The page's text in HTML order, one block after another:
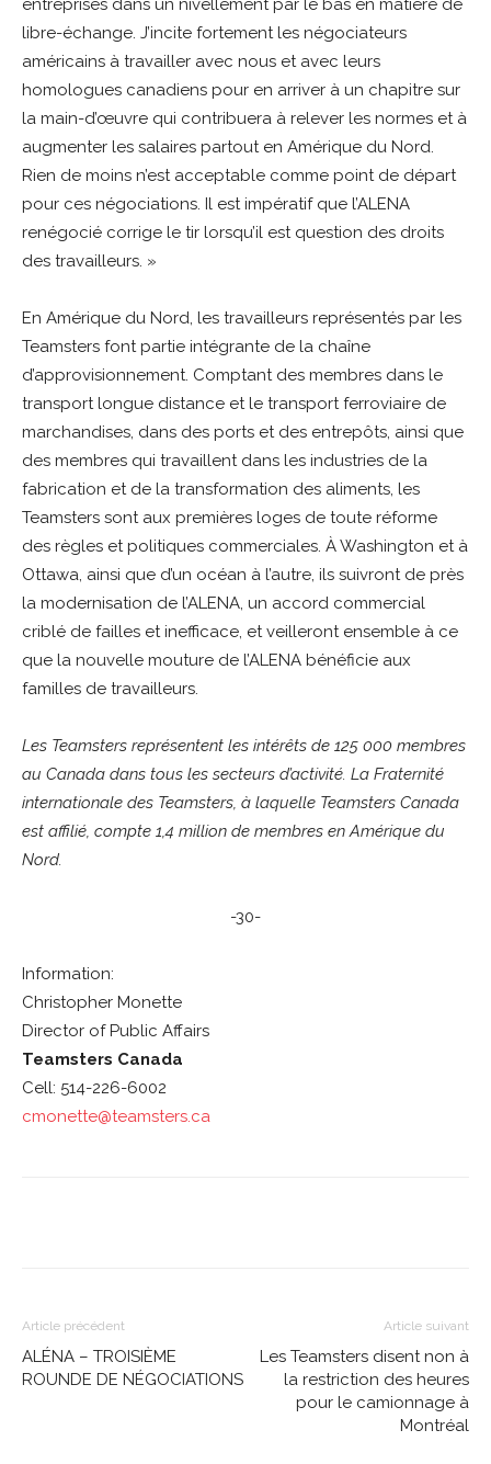
entreprises dans un nivellement par le bas en matière de
libre-échange. J’incite fortement les négociateurs
américains à travailler avec nous et avec leurs
homologues canadiens pour en arriver à un chapitre sur
la main-d’œuvre qui contribuera à relever les normes et à
augmenter les salaires partout en Amérique du Nord.
Rien de moins n’est acceptable comme point de départ
pour ces négociations. Il est impératif que l’ALENA
renégocié corrige le tir lorsqu’il est question des droits
des travailleurs. »
En Amérique du Nord, les travailleurs représentés par les
Teamsters font partie intégrante de la chaîne
d’approvisionnement. Comptant des membres dans le
transport longue distance et le transport ferroviaire de
marchandises, dans des ports et des entrepôts, ainsi que
des membres qui travaillent dans les industries de la
fabrication et de la transformation des aliments, les
Teamsters sont aux premières loges de toute réforme
des règles et politiques commerciales. À Washington et à
Ottawa, ainsi que d’un océan à l’autre, ils suivront de près
la modernisation de l’ALENA, un accord commercial
criblé de failles et inefficace, et veilleront ensemble à ce
que la nouvelle mouture de l’ALENA bénéficie aux
familles de travailleurs.
Les Teamsters représentent les intérêts de 125 000 membres
au Canada dans tous les secteurs d’activité. La Fraternité
internationale des Teamsters, à laquelle Teamsters Canada
est affilié, compte 1,4 million de membres en Amérique du
Nord.
-30-
Information:
Christopher Monette
Director of Public Affairs
Teamsters Canada
Cell: 514-226-6002
cmonette@teamsters.ca
Article précédent
ALÉNA – TROISIÈME
ROUNDE DE NÉGOCIATIONS
Article suivant
Les Teamsters disent non à
la restriction des heures
pour le camionnage à
Montréal